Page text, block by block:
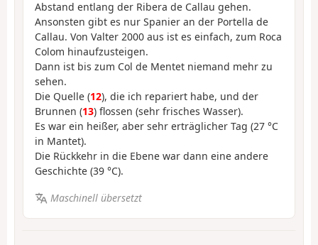
Abstand entlang der Ribera de Callau gehen.
Ansonsten gibt es nur Spanier an der Portella de
Callau. Von Valter 2000 aus ist es einfach, zum Roca
Colom hinaufzusteigen.
Dann ist bis zum Col de Mentet niemand mehr zu
sehen.
Die Quelle (12), die ich repariert habe, und der
Brunnen (13) flossen (sehr frisches Wasser).
Es war ein heißer, aber sehr erträglicher Tag (27 °C
in Mantet).
Die Rückkehr in die Ebene war dann eine andere
Geschichte (39 °C).
Maschinell übersetzt